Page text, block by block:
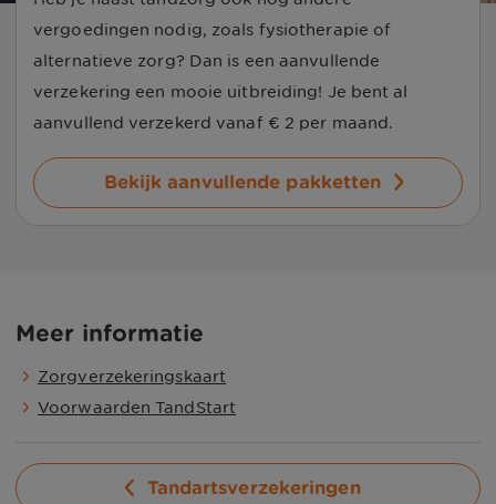
vergoedingen nodig, zoals fysiotherapie of
alternatieve zorg? Dan is een aanvullende
verzekering een mooie uitbreiding! Je bent al
aanvullend verzekerd vanaf € 2 per maand.
Bekijk aanvullende pakketten
Meer informatie
Zorgverzekeringskaart
Voorwaarden TandStart
Tandartsverzekeringen